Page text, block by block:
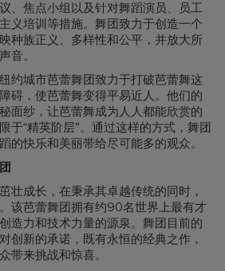
、焦点小组以及针对舞蹈演员、员工
义培训等措施。舞团致力于创造一个
种族正义、多样性和公平，并放大所
音。
约城市芭蕾舞团致力于打破芭蕾舞这
碍，使芭蕾舞变得平易近人。他们的
面纱，让芭蕾舞成为人人都能欣赏的
于“精英阶层”。通过这样的方式，舞团
的快乐和美丽带给尽可能多的观众。
壮成长，在秉承其卓越传统的同时，
该芭蕾舞团拥有约90名世界上最有才
造力和技术力量的源泉。舞团目前的
创新的承诺，既有永恒的经典之作，
带来挑战和惊喜。